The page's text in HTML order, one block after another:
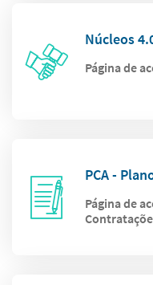
Núcleos
Página de
PCA -
Página de